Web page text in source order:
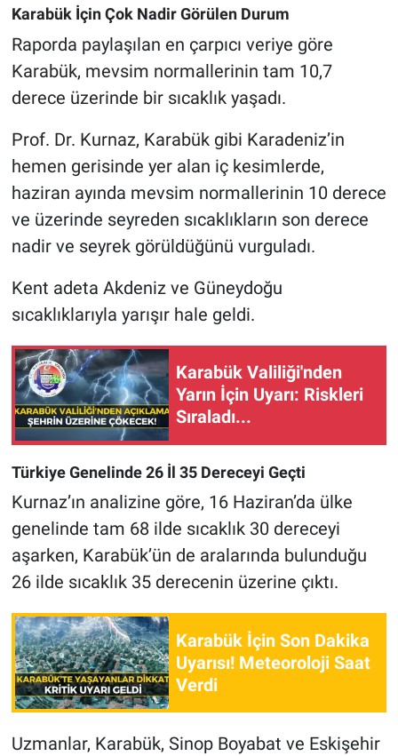
Karabük İçin Çok Nadir Görülen Durum
Raporda paylaşılan en çarpıcı veriye göre
Karabük, mevsim normallerinin tam 10,7
derece üzerinde bir sıcaklık yaşadı.
Prof. Dr. Kurnaz, Karabük gibi Karadeniz’in
hemen gerisinde yer alan iç kesimlerde,
haziran ayında mevsim normallerinin 10 derece
ve üzerinde seyreden sıcaklıkların son derece
nadir ve seyrek görüldüğünü vurguladı.
Kent adeta Akdeniz ve Güneydoğu
sıcaklıklarıyla yarışır hale geldi.
Karabük Valiliği'nden
Yarın İçin Uyarı: Riskleri
Sıraladı...
Türkiye Genelinde 26 İl 35 Dereceyi Geçti
Kurnaz’ın analizine göre, 16 Haziran’da ülke
genelinde tam 68 ilde sıcaklık 30 dereceyi
aşarken, Karabük’ün de aralarında bulunduğu
26 ilde sıcaklık 35 derecenin üzerine çıktı.
Karabük İçin Son Dakika
Uyarısı! Meteoroloji Saat
Verdi
Uzmanlar, Karabük, Sinop Boyabat ve Eskişehir